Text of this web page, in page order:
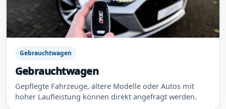
Gebrauchtwagen
Gebrauchtwagen
Gepflegte Fahrzeuge, ältere Modelle oder Autos mit
hoher Laufleistung können direkt angefragt werden.